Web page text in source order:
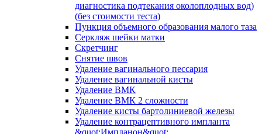
диагностика подтекания околоплодных вод)
(без стоимости теста)
Пункция объемного образования малого таза
Серкляж шейки матки
Скретчинг
Снятие швов
Удаление вагинального пессария
Удаление вагинальной кисты
Удаление ВМК
Удаление ВМК 2 сложности
Удаление кисты бартолиниевой железы
Удаление контрацептивного импланта
&quot;Импланон&quot;